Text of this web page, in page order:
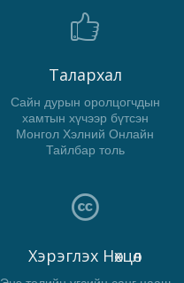
Талархал
Сайн дурын оролцогчдын
хамтын хүчээр бүтсэн
Монгол Хэлний Онлайн
Тайлбар толь
Хэрэглэх Нөхцөл